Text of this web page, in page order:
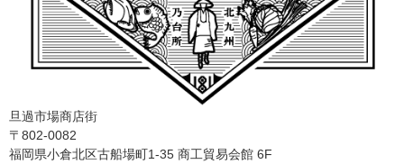
旦過市場商店街
〒802-0082
福岡県小倉北区古船場町1-35 商工貿易会館 6F